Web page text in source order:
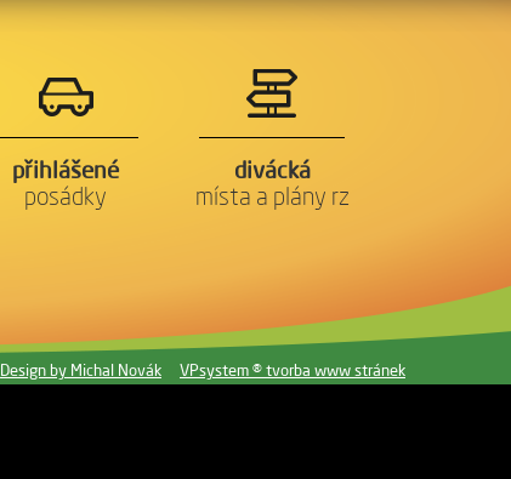
přihlášené
posádky
divácká
místa a plány rz
Design by Michal Novák VPsystem ® tvorba www stránek